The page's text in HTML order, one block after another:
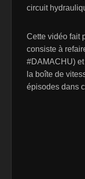
circuit
Cette vidéo fait
consiste à
#DAMACHU)
la boîte de
épisodes dans